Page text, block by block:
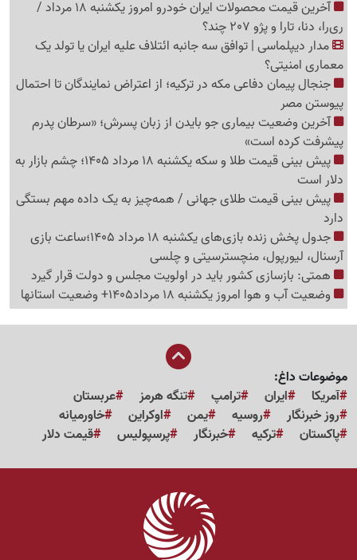
آخرین قیمت محصولات ایران خودرو امروز یکشنبه 18 مرداد /
ری‌را، دنا، تارا و پژو 207 چند؟
مدار دیپلماسی | توافق سه جانبه ائتلاف علیه ایران یا تولد یک
معماری امنیتی؟
جنجال پیمان دفاعی مکه در ترکیه؛ از اعتراض نمایندگان تا احتمال
پیوستن مصر
آخرین وضعیت بیماری جو بایدن از زبان پسرش؛ «سرطان پدرم
پیشرفت کرده است»
پیش بینی قیمت طلا و سکه یکشنبه 18 مرداد 1405؛ چشم بازار به
دلار است
پیش بینی قیمت طلای جهانی / همه‌چیز به یک داده مهم بستگی
دارد
جدول پخش زنده بازی‌های یکشنبه 18 مرداد 1405؛ساعت بازی
آرسنال، لیورپول، منچسترسیتی و چلسی
همتی: بازسازی کشور باید در اولویت مجلس و دولت قرار گیرد
وضعیت آب و هوا امروز یکشنبه 18 مرداد1405+ وضعیت استانها
موضوعات داغ:
آمریکا
ایران ترامپ تنگه هرمز
عربستان
روز خبرنگار
روسیه یمن اوکراین
خاورمیانه
پاکستان
ترکیه خبرنگار پرسپولیس قیمت دلار